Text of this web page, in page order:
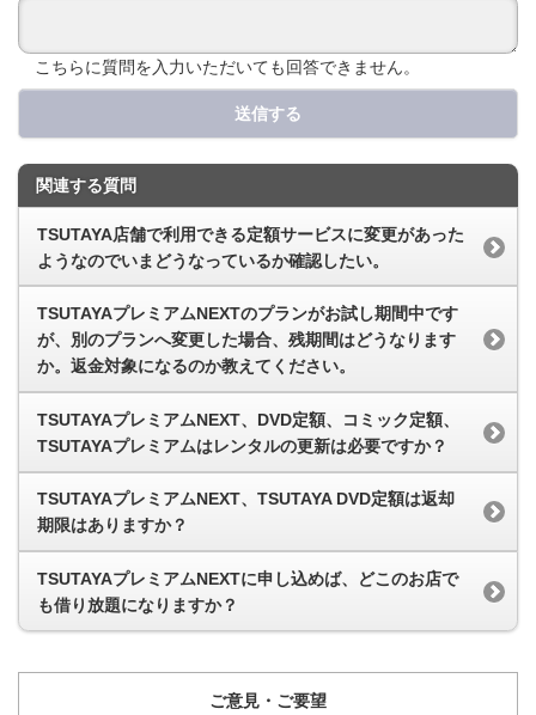
こちらに質問を入力いただいても回答できません。
送信する
関連する質問
TSUTAYA店舗で利用できる定額サービスに変更があった
ようなのでいまどうなっているか確認したい。
TSUTAYAプレミアムNEXTのプランがお試し期間中です
が、別のプランへ変更した場合、残期間はどうなります
か。返金対象になるのか教えてください。
TSUTAYAプレミアムNEXT、DVD定額、コミック定額、
TSUTAYAプレミアムはレンタルの更新は必要ですか？
TSUTAYAプレミアムNEXT、TSUTAYA DVD定額は返却
期限はありますか？
TSUTAYAプレミアムNEXTに申し込めば、どこのお店で
も借り放題になりますか？
ご意見・ご要望